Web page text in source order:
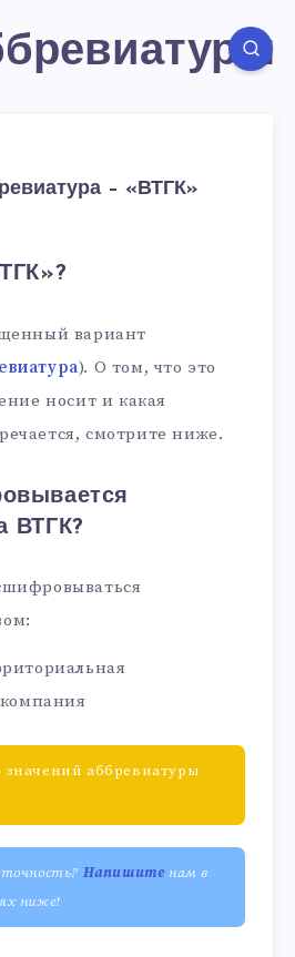
– «ВТГК»
вариант
). О том, что это
носит и какая
смотрите ниже.
ВТГК?
значений аббревиатуры
Напишитенам в
ниже!